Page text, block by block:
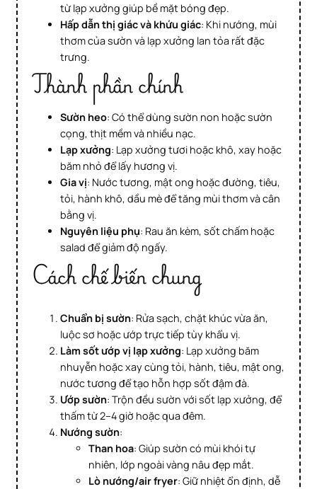
từ lạp xưởng giúp bề mặt bóng đẹp.
Hấp dẫn thị giác và khứu giác: Khi nướng, mùi
thơm của sườn và lạp xưởng lan tỏa rất đặc
trưng.
Thành phần chính
Sườn heo: Có thể dùng sườn non hoặc sườn
cọng, thịt mềm và nhiều nạc.
Lạp xưởng: Lạp xưởng tươi hoặc khô, xay hoặc
băm nhỏ để lấy hương vị.
Gia vị: Nước tương, mật ong hoặc đường, tiêu,
tỏi, hành khô, dầu mè để tăng mùi thơm và cân
bằng vị.
Nguyên liệu phụ: Rau ăn kèm, sốt chấm hoặc
salad để giảm độ ngấy.
Cách chế biến chung
Chuẩn bị sườn: Rửa sạch, chặt khúc vừa ăn,
luộc sơ hoặc ướp trực tiếp tùy khẩu vị.
Làm sốt ướp vị lạp xưởng: Lạp xưởng băm
nhuyễn hoặc xay cùng tỏi, hành, tiêu, mật ong,
nước tương để tạo hỗn hợp sốt đậm đà.
Ướp sườn: Trộn đều sườn với sốt lạp xưởng, để
thấm từ 2–4 giờ hoặc qua đêm.
Nướng sườn:
Than hoa: Giúp sườn có mùi khói tự
nhiên, lớp ngoài vàng nâu đẹp mắt.
Lò nướng/air fryer: Giữ nhiệt ổn định, dễ